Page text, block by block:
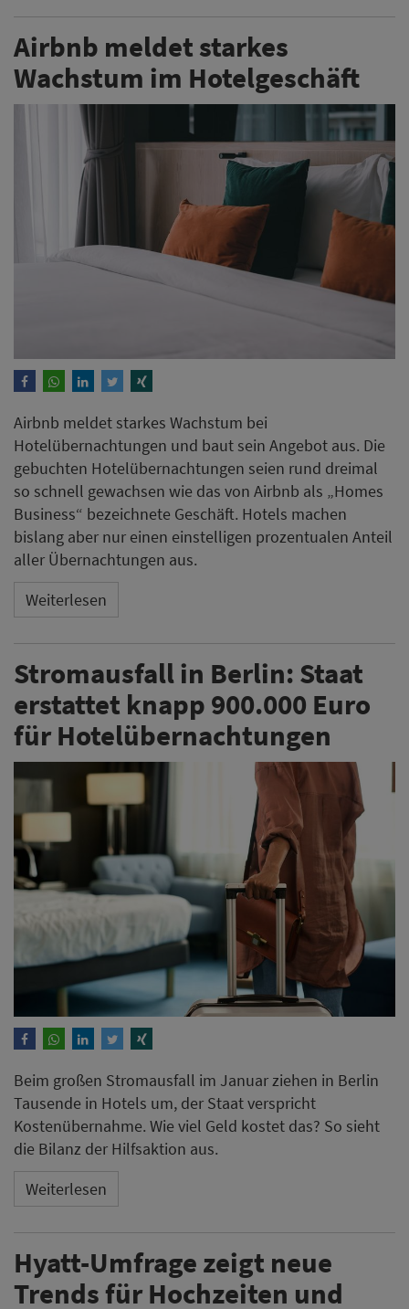
Airbnb meldet starkes
Wachstum im Hotelgeschäft
Airbnb meldet starkes Wachstum bei
Hotelübernachtungen und baut sein Angebot aus. Die
gebuchten Hotelübernachtungen seien rund dreimal
so schnell gewachsen wie das von Airbnb als „Homes
Business“ bezeichnete Geschäft. Hotels machen
bislang aber nur einen einstelligen prozentualen Anteil
aller Übernachtungen aus.
Weiterlesen
Stromausfall in Berlin: Staat
erstattet knapp 900.000 Euro
für Hotelübernachtungen
Beim großen Stromausfall im Januar ziehen in Berlin
Tausende in Hotels um, der Staat verspricht
Kostenübernahme. Wie viel Geld kostet das? So sieht
die Bilanz der Hilfsaktion aus.
Weiterlesen
Hyatt-Umfrage zeigt neue
Trends für Hochzeiten und